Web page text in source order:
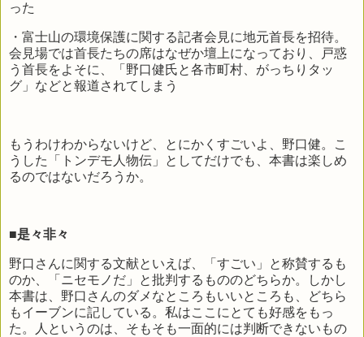
った
・富士山の環境保護に関する記者会見に地元首長を招待。
会見場では首長たちの席はなぜか壇上になっており、戸惑
う首長をよそに、「野口健氏と各市町村、がっちりタッ
グ」などと報道されてしまう
もうわけわからないけど、とにかくすごいよ、野口健。こ
うした「トンデモ人物伝」としてだけでも、本書は楽しめ
るのではないだろうか。
■是々非々
野口さんに関する文献といえば、「すごい」と称賛するも
のか、「ニセモノだ」と批判するもののどちらか。しかし
本書は、野口さんのダメなところもいいところも、どちら
もイーブンに記している。私はここにとても好感をもっ
た。人というのは、そもそも一面的には判断できないもの